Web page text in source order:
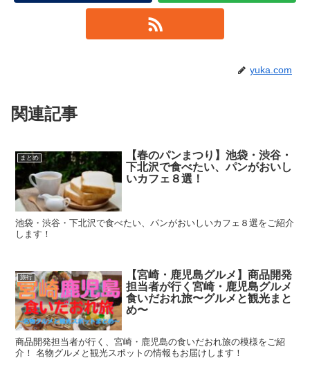
yuka.com
関連記事
まとめ
【春のパンまつり】池袋・渋谷・
下北沢で食べたい、パンがおいし
いカフェ８選！
池袋・渋谷・下北沢で食べたい、パンがおいしいカフェ８選をご紹介
します！
旅行
【宮崎・鹿児島グルメ】商品開発
担当者が行く宮崎・鹿児島グルメ
食いだおれ旅〜グルメと観光まと
め〜
商品開発担当者が行く、宮崎・鹿児島の食いだおれ旅の模様をご紹
介！ 名物グルメと観光スポットの情報もお届けします！